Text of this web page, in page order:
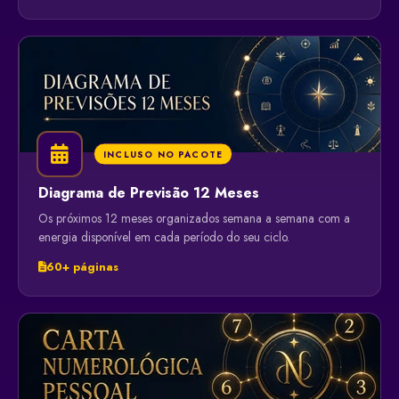
INCLUSO NO PACOTE
Diagrama de Previsão 12 Meses
Os próximos 12 meses organizados semana a semana com a
energia disponível em cada período do seu ciclo.
60+ páginas